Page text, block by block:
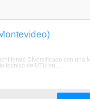
Diversificado con una
técnico de UTU en ...